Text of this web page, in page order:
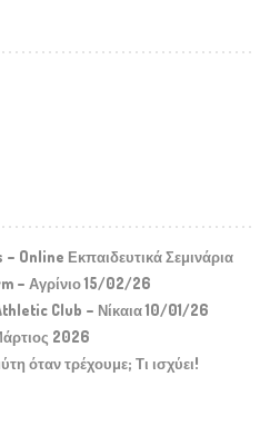
Online Εκπαιδευτικά Σεμινάρια
– Αγρίνιο 15/02/26
Club – Νίκαια 10/01/26
2026
όταν τρέχουμε; Τι ισχύει!